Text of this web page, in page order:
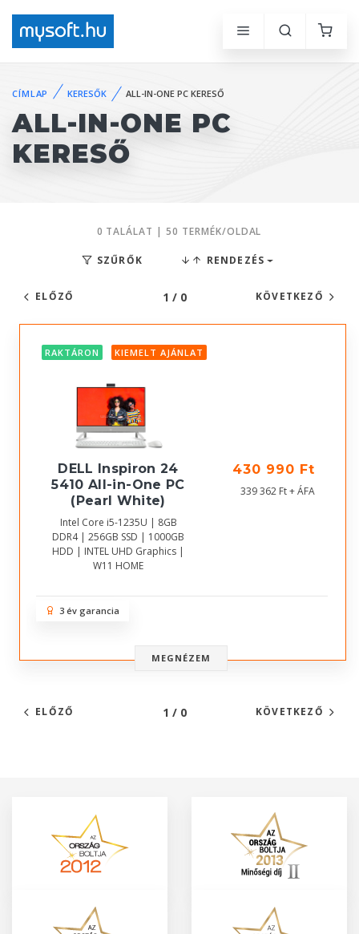
CÍMLAP KERESŐK ALL-IN-ONE PC KERESŐ
ALL-IN-ONE PC
KERESŐ
0 TALÁLAT | 50 TERMÉK/OLDAL
SZŰRŐK RENDEZÉS
ELŐZŐ 1 / 0 KÖVETKEZŐ
RAKTÁRON KIEMELT AJÁNLAT
DELL Inspiron 24
5410 All-in-One PC
(Pearl White)
Intel Core i5-1235U | 8GB
DDR4 | 256GB SSD | 1000GB
HDD | INTEL UHD Graphics |
W11 HOME
430 990 Ft
339 362 Ft + ÁFA
3 év garancia
MEGNÉZEM
ELŐZŐ 1 / 0 KÖVETKEZŐ